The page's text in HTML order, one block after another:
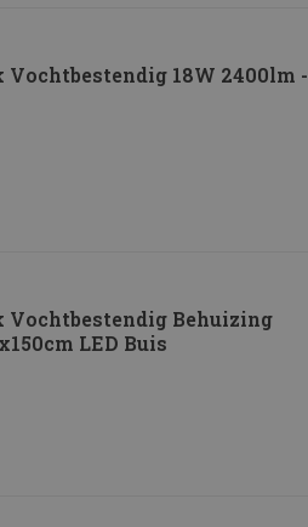
18W 2400lm -
Vochtbestendig Behuizing
LED Buis